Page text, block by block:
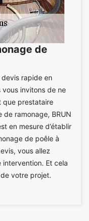
de
rapide en
invitons de ne
que prestataire
de ramonage, BRUN
en mesure d’établir
de poêle à
vous allez
Et cela
votre projet.